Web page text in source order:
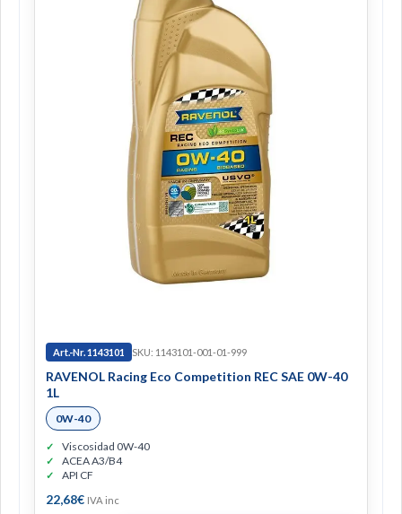
Art.-Nr. 1143101 SKU: 1143101-001-01-999
RAVENOL Racing Eco Competition REC SAE 0W-40
1L
0W-40
Viscosidad 0W-40
ACEA A3/B4
API CF
22,68€ IVA inc